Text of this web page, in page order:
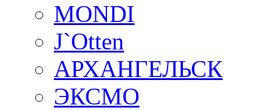
MONDI
J`Otten
АРХАНГЕЛЬСК
ЭКСМО